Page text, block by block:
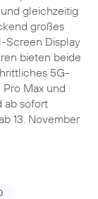
gleichzeitig
großes
Screen Display
bieten beide
5G-
Pro Max und
ab sofort
13. November